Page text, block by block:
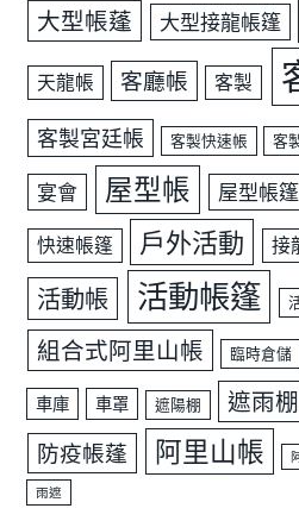
大型帳蓬 大型接龍帳篷
天龍帳 客廳帳 客製
客製宮廷帳 客製快速帳 客
宴會 屋型帳 屋型帳篷
快速帳篷 戶外活動 接
活動帳 活動帳篷
組合式阿里山帳 臨時倉儲
車庫 車罩 遮陽棚 遮雨棚
防疫帳蓬 阿里山帳
雨遮